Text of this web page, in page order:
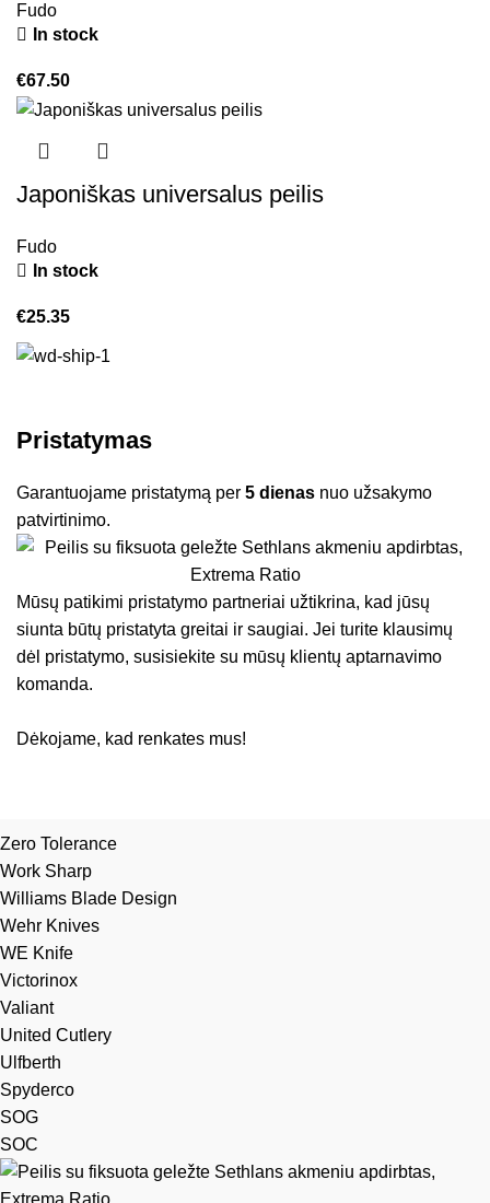
Fudo
In stock
€67.50
Japoniškas universalus peilis
Fudo
In stock
€25.35
Pristatymas
Garantuojame pristatymą per5 dienas nuo užsakymo
patvirtinimo.
Mūsų patikimi pristatymo partneriai užtikrina, kad jūsų
siunta būtų pristatyta greitai ir saugiai. Jei turite klausimų
dėl pristatymo, susisiekite su mūsų klientų aptarnavimo
komanda.
Dėkojame, kad renkates mus!
Zero Tolerance
Work Sharp
Williams Blade Design
Wehr Knives
WE Knife
Victorinox
Valiant
United Cutlery
Ulfberth
Spyderco
SOG
SOC